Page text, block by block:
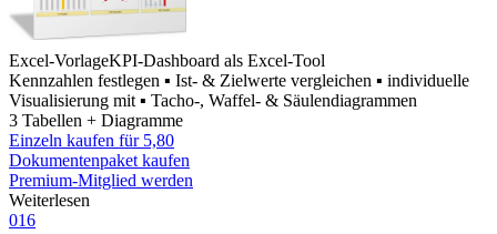
Excel-VorlageKPI-Dashboard als Excel-Tool
Kennzahlen festlegen ▪ Ist- & Zielwerte vergleichen ▪ individuelle
Visualisierung mit ▪ Tacho-, Waffel- & Säulendiagrammen
3 Tabellen + Diagramme
Einzeln kaufen für 5,80
Dokumentenpaket kaufen
Premium-Mitglied werden
Weiterlesen
016